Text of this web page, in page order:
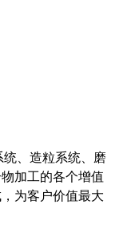
、造粒系统、磨
加工的各个增值
为客户价值最大